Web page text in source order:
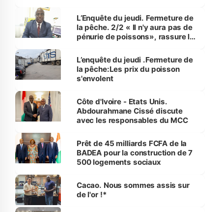
L’Enquête du jeudi. Fermeture de
la pêche. 2/2 « Il n'y aura pas de
pénurie de poissons», rassure le
L’enquête du jeudi .Fermeture de
la pêche:Les prix du poisson
s'envolent
Côte d'Ivoire - Etats Unis.
Abdourahmane Cissé discute
avec les responsables du MCC
Prêt de 45 milliards FCFA de la
BADEA pour la construction de 7
500 logements sociaux
Cacao. Nous sommes assis sur
de l'or !*